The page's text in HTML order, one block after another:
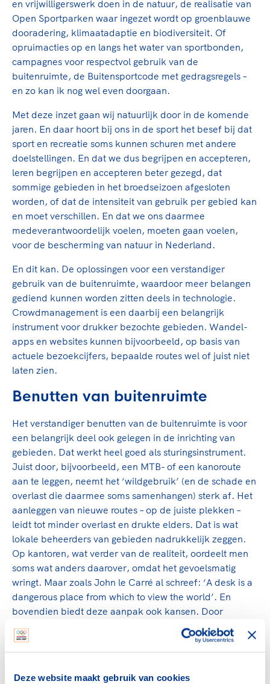
Deze website maakt gebruik van cookies
en vrijwilligerswerk doen in de natuur, de realisatie van
Open Sportparken waar ingezet wordt op groenblauwe
dooradering, klimaatadaptie en biodiversiteit. Of
opruimacties op en langs het water van sportbonden,
campagnes voor respectvol gebruik van de
buitenruimte, de Buitensportcode met gedragsregels –
en zo kan ik nog wel even doorgaan.
Met deze inzet gaan wij natuurlijk door in de komende
jaren. En daar hoort bij ons in de sport het besef bij dat
sport en recreatie soms kunnen schuren met andere
doelstellingen. En dat we dus begrijpen en accepteren,
leren begrijpen en accepteren beter gezegd, dat
sommige gebieden in het broedseizoen afgesloten
worden, of dat de intensiteit van gebruik per gebied kan
en moet verschillen. En dat we ons daarmee
medeverantwoordelijk voelen, moeten gaan voelen,
voor de bescherming van natuur in Nederland.
En dit kan. De oplossingen voor een verstandiger
gebruik van de buitenruimte, waardoor meer belangen
gediend kunnen worden zitten deels in technologie.
Crowdmanagement is een daarbij een belangrijk
instrument voor drukker bezochte gebieden. Wandel-
apps en websites kunnen bijvoorbeeld, op basis van
actuele bezoekcijfers, bepaalde routes wel of juist niet
laten zien.
Benutten van buitenruimte
Het verstandiger benutten van de buitenruimte is voor
een belangrijk deel ook gelegen in de inrichting van
gebieden. Dat werkt heel goed als sturingsinstrument.
Juist door, bijvoorbeeld, een MTB- of een kanoroute
aan te leggen, neemt het ‘wildgebruik’ (en de schade en
overlast die daarmee soms samenhangen) sterk af. Het
aanleggen van nieuwe routes – op de juiste plekken –
leidt tot minder overlast en drukte elders. Dat is wat
lokale beheerders van gebieden nadrukkelijk zeggen.
Op kantoren, wat verder van de realiteit, oordeelt men
soms wat anders daarover, omdat het gevoelsmatig
wringt. Maar zoals John le Carré al schreef: ‘A desk is a
dangerous place from which to view the world’. En
bovendien biedt deze aanpak ook kansen. Door
sporten in de natuur mogelijk te maken, bouwen
honderdduizenden mensen een intieme relatie op met
de Nederlandse natuur. We zien dat in praktijk – en ik